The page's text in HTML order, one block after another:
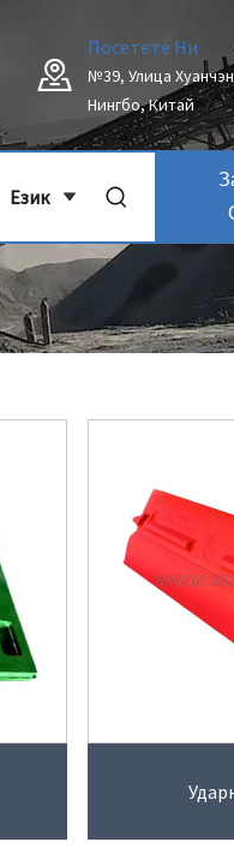
Посетете Ни
№39, Улица
Нингбо, Китай
Език